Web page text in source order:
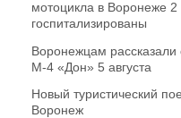
мотоцикла в Воронеже 2
госпитализированы
Воронежцам рассказали
М-4 «Дон» 5 августа
Новый туристический
Воронеж